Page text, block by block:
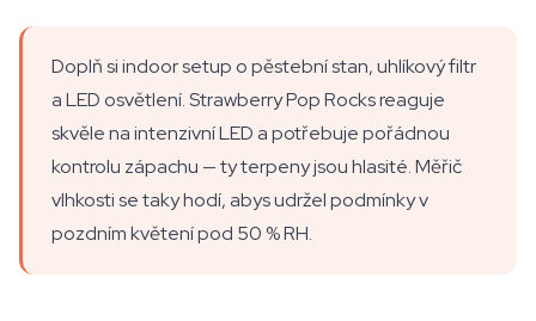
Doplň si indoor setup o pěstební stan, uhlíkový filtr
a LED osvětlení. Strawberry Pop Rocks reaguje
skvěle na intenzivní LED a potřebuje pořádnou
kontrolu zápachu — ty terpeny jsou hlasité. Měřič
vlhkosti se taky hodí, abys udržel podmínky v
pozdním květení pod 50 % RH.